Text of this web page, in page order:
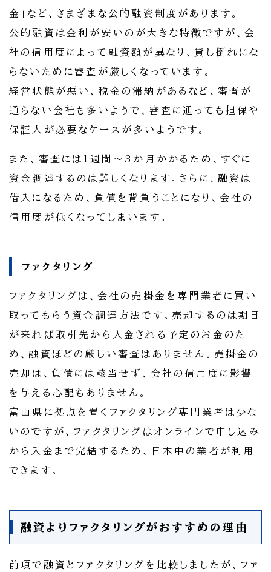
金」など、さまざまな公的融資制度があります。
公的融資は金利が安いのが大きな特徴ですが、会
社の信用度によって融資額が異なり、貸し倒れにな
らないために審査が厳しくなっています。
経営状態が悪い、税金の滞納があるなど、審査が
通らない会社も多いようで、審査に通っても担保や
保証人が必要なケースが多いようです。
また、審査には1週間～3か月かかるため、すぐに
資金調達するのは難しくなります。さらに、融資は
借入になるため、負債を背負うことになり、会社の
信用度が低くなってしまいます。
ファクタリング
ファクタリングは、会社の売掛金を専門業者に買い
取ってもらう資金調達方法です。売却するのは期日
が来れば取引先から入金される予定のお金のた
め、融資ほどの厳しい審査はありません。売掛金の
売却は、負債には該当せず、会社の信用度に影響
を与える心配もありません。
富山県に拠点を置くファクタリング専門業者は少な
いのですが、ファクタリングはオンラインで申し込み
から入金まで完結するため、日本中の業者が利用
できます。
融資よりファクタリングがおすすめの理由
前項で融資とファクタリングを比較しましたが、ファ